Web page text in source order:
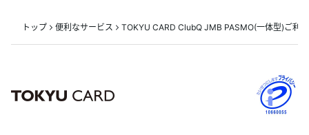
トップ 便利なサービス TOKYU CARD ClubQ JMB PASMO(一体型)ご利